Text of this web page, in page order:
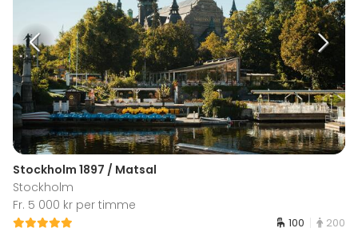
Stockholm 1897 / Matsal
Stockholm
Fr. 5 000 kr per timme
100 200